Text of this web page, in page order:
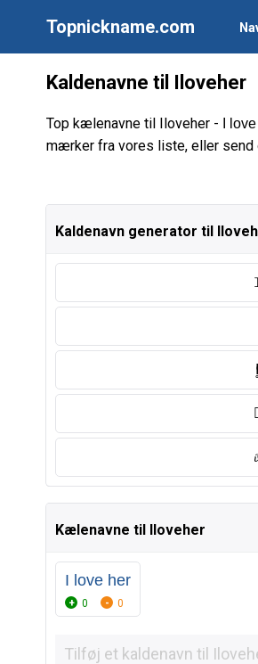
Topnickname.com
Kaldenavne til Iloveher
Top kælenavne til Iloveher - I
mærker fra vores liste, eller send
Kaldenavn generator til
Kælenavne til Iloveher
I love her
0 0